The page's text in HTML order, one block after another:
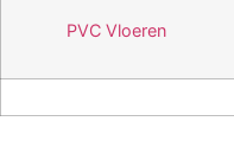
PVC Vloeren